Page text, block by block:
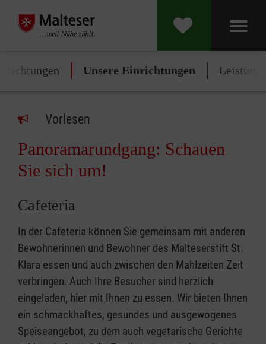
Unsere Einrichtungen
Vorlesen
Panoramarundgang: Schauen
Sie sich um!
Cafeteria
In der Cafeteria können Sie gemeinsam mit anderen
Bewohnerinnen und Bewohner des Malteserstift St.
Klara essen und auch zwischen den Mahlzeiten Zeit
verbringen. Auch Ihre Besucher sind herzlich
eingeladen, hier mit Ihnen zu essen. Wir bieten Ihnen
ein schmackhaftes, gesundes und ausgewogenes
Speiseangebot, zu dem auch vegetarische Gerichte